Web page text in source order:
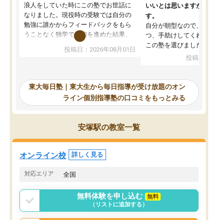
浪人をしていた時にこの塾でお世話に
なりました。現役時の受験では自分の
勉強に誰かからフィードバックをもら
うことなく独学で勉強を進めた結果、
入試本番に地歴の学習が間に合わず不
合格となってしまいました。その経験
東大毎日塾にたどり着きました。学習
の長期計画や日々の勉強のやり方につ
いて客観的なアドバイスをいただけた
ので、自信をもって受験勉強を進める
ことができました。自分のように勉強
のやり方や進捗管理で苦労している方
には特におすすめしたい塾です。
投稿日：2026年08月01日
いいとは思いますが、料
す。
自分が朝型なので、自習
つ、手助けしてくれる設
この塾を選びました。
投稿日：
東大毎日塾｜東大生から毎日指導が受け放題のオン
ライン個別指導塾の口コミをもっとみる
安塚駅の教室一覧
オンライン校 詳しく見る
対応エリア 全国
無料体験を申し込む
無料
（リストに追加する）